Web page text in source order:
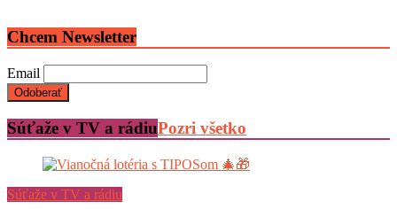
Chcem Newsletter
Email
Súťaže v TV a rádiuPozri všetko
Súťaže v TV a rádiu